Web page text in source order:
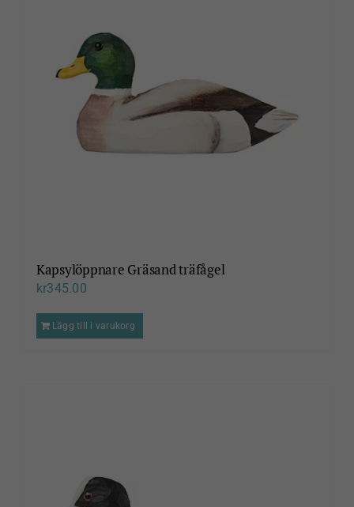
Kapsylöppnare Gräsand träfågel
kr345.00
Lägg till i varukorg